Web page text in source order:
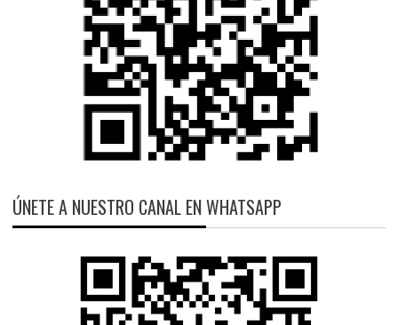
ÚNETE A NUESTRO CANAL EN WHATSAPP